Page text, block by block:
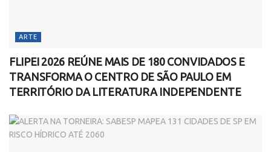
ARTE
FLIPEI 2026 REÚNE MAIS DE 180 CONVIDADOS E
TRANSFORMA O CENTRO DE SÃO PAULO EM
TERRITÓRIO DA LITERATURA INDEPENDENTE